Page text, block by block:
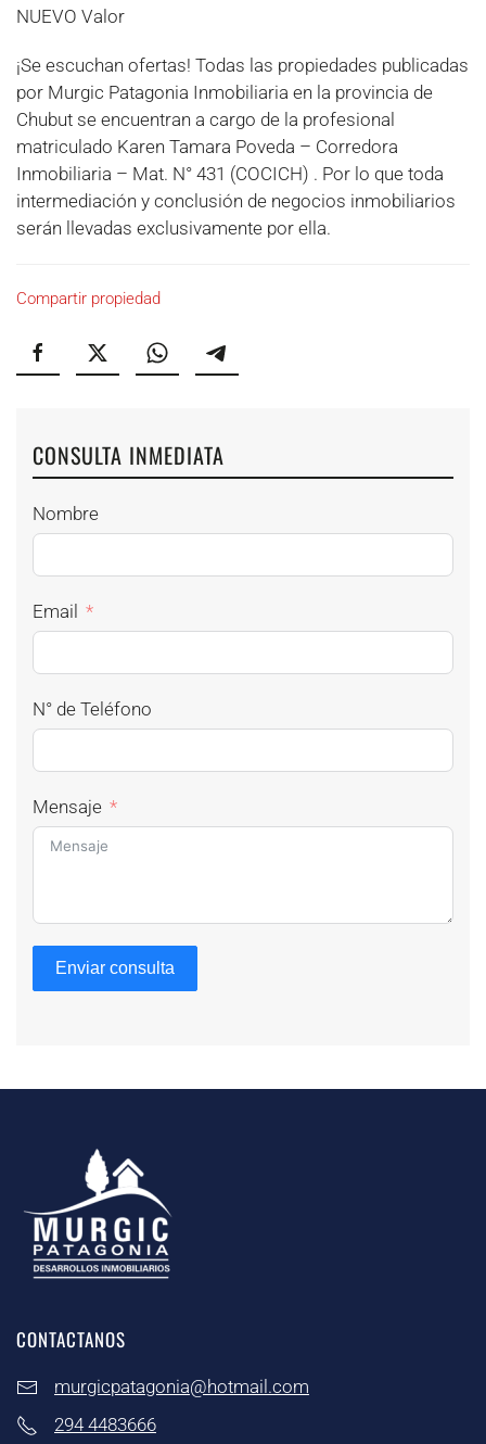
NUEVO Valor
¡Se escuchan ofertas! Todas las propiedades publicadas
por Murgic Patagonia Inmobiliaria en la provincia de
Chubut se encuentran a cargo de la profesional
matriculado Karen Tamara Poveda – Corredora
Inmobiliaria – Mat. N° 431 (COCICH) . Por lo que toda
intermediación y conclusión de negocios inmobiliarios
serán llevadas exclusivamente por ella.
Compartir propiedad
CONSULTA INMEDIATA
Nombre
Email
N° de Teléfono
Mensaje
Enviar consulta
CONTACTANOS
murgicpatagonia@hotmail.com
294 4483666